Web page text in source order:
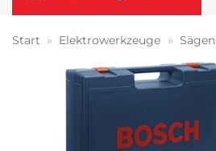
Start » Elektrowerkzeuge » Sägen